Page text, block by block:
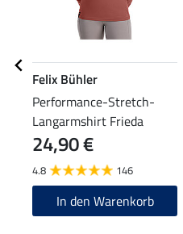
Felix Bühler
Performance-Stretch-
Langarmshirt Frieda
24,90 €
4.8 146
In den Warenkorb